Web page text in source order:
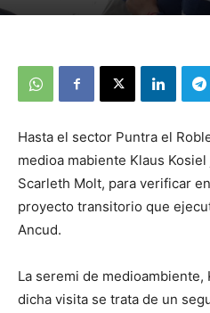
Hasta el sector Puntra el
medioa mabiente Klaus
Scarleth Molt, para verificar
proyecto transitorio que
Ancud.
La seremi de medioambiente,
dicha visita se trata de un